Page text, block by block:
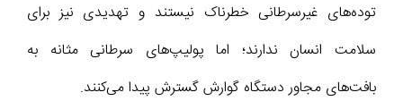
توده‌های غیرسرطانی خطرناک نیستند و تهدیدی نیز برای
سلامت انسان ندارند؛ اما پولیپ‌های سرطانی مثانه به
بافت‌های مجاور دستگاه گوارش گسترش پیدا می‌کنند.